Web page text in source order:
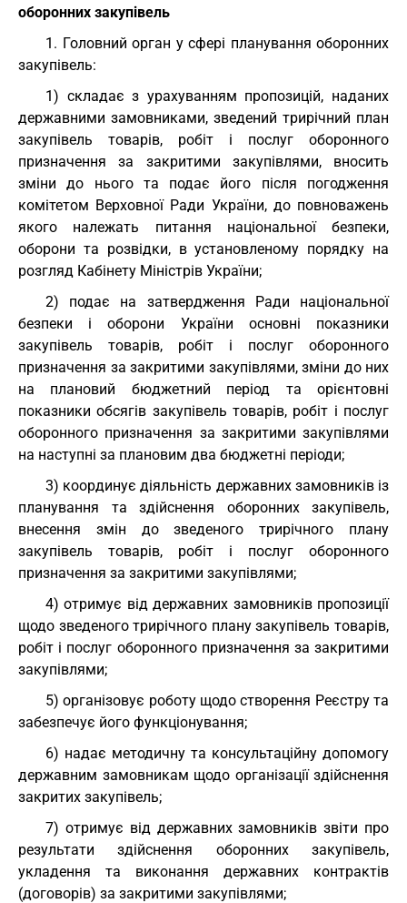
оборонних закупівель
1. Головний орган у сфері планування оборонних
закупівель:
1) складає з урахуванням пропозицій, наданих
державними замовниками, зведений трирічний план
закупівель товарів, робіт і послуг оборонного
призначення за закритими закупівлями, вносить
зміни до нього та подає його після погодження
комітетом Верховної Ради України, до повноважень
якого належать питання національної безпеки,
оборони та розвідки, в установленому порядку на
розгляд Кабінету Міністрів України;
2) подає на затвердження Ради національної
безпеки і оборони України основні показники
закупівель товарів, робіт і послуг оборонного
призначення за закритими закупівлями, зміни до них
на плановий бюджетний період та орієнтовні
показники обсягів закупівель товарів, робіт і послуг
оборонного призначення за закритими закупівлями
на наступні за плановим два бюджетні періоди;
3) координує діяльність державних замовників із
планування та здійснення оборонних закупівель,
внесення змін до зведеного трирічного плану
закупівель товарів, робіт і послуг оборонного
призначення за закритими закупівлями;
4) отримує від державних замовників пропозиції
щодо зведеного трирічного плану закупівель товарів,
робіт і послуг оборонного призначення за закритими
закупівлями;
5) організовує роботу щодо створення Реєстру та
забезпечує його функціонування;
6) надає методичну та консультаційну допомогу
державним замовникам щодо організації здійснення
закритих закупівель;
7) отримує від державних замовників звіти про
результати здійснення оборонних закупівель,
укладення та виконання державних контрактів
(договорів) за закритими закупівлями;